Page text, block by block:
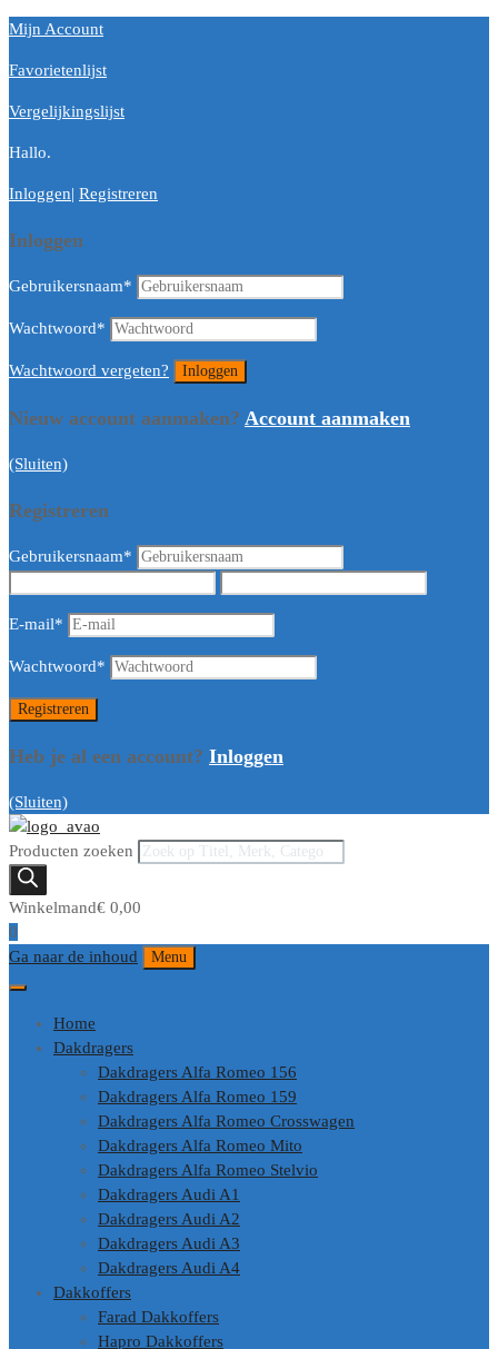
Mijn Account
Favorietenlijst
Vergelijkingslijst
Hallo.
Inloggen| Registreren
Inloggen
Gebruikersnaam*
Wachtwoord*
Wachtwoord vergeten?
Nieuw account aanmaken? Account aanmaken
(Sluiten)
Registreren
Gebruikersnaam*
E-mail*
Wachtwoord*
Heb je al een account? Inloggen
(Sluiten)
Producten zoeken
Winkelmand€ 0,00
0
Ga naar de inhoud
Menu
Home
Dakdragers
Dakdragers Alfa Romeo 156
Dakdragers Alfa Romeo 159
Dakdragers Alfa Romeo Crosswagen
Dakdragers Alfa Romeo Mito
Dakdragers Alfa Romeo Stelvio
Dakdragers Audi A1
Dakdragers Audi A2
Dakdragers Audi A3
Dakdragers Audi A4
Dakkoffers
Farad Dakkoffers
Hapro Dakkoffers